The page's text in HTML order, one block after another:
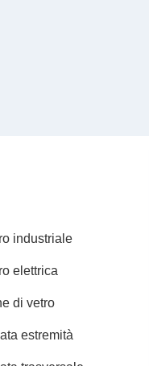
industriale
elettrica
di vetro
estremità